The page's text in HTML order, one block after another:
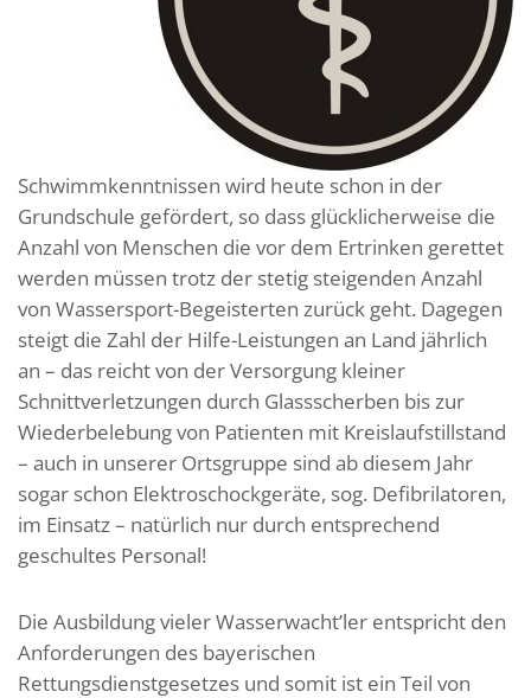
Schwimmkenntnissen wird heute schon in der
Grundschule gefördert, so dass glücklicherweise die
Anzahl von Menschen die vor dem Ertrinken gerettet
werden müssen trotz der stetig steigenden Anzahl
von Wassersport-Begeisterten zurück geht. Dagegen
steigt die Zahl der Hilfe-Leistungen an Land jährlich
an – das reicht von der Versorgung kleiner
Schnittverletzungen durch Glassscherben bis zur
Wiederbelebung von Patienten mit Kreislaufstillstand
– auch in unserer Ortsgruppe sind ab diesem Jahr
sogar schon Elektroschockgeräte, sog. Defibrilatoren,
im Einsatz – natürlich nur durch entsprechend
geschultes Personal!
Die Ausbildung vieler Wasserwacht’ler entspricht den
Anforderungen des bayerischen
Rettungsdienstgesetzes und somit ist ein Teil von